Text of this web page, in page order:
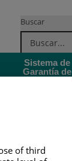
Buscar
Sistema de
Garantía de
en enfermería
of third